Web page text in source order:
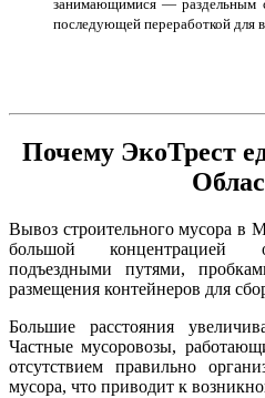
занимающимися — раздельным
последующей переработкой для
Почему ЭкоТрест
Вывоз строительного мусора в
большой концентрацией
подъездными путями,
размещения контейнеров для
Большие расстояния
Частные мусоровозы,
отсутствием правильно
мусора, что приводит к